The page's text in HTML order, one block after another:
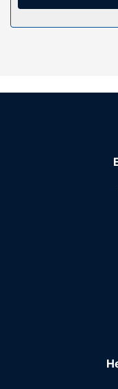
Serviço do hotel
uma loja de
O hotel serve
As principais